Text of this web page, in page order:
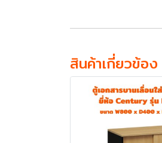
สินค้าเกี่ยวข้อง